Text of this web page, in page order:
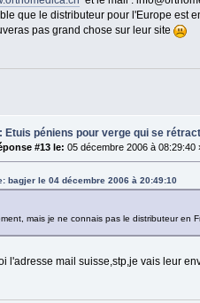
que le distributeur pour l'Europe est
pas grand chose sur leur site
Etuis péniens pour verge qui se
#13 le: 05 décembre 2006 à 08:29:40
bagjer le 04 décembre 2006 à 20:49:10
mais je ne connais pas le distributeur en
l'adresse mail suisse,stp,je vais leur